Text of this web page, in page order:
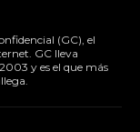
(GC), el
GC lleva
y es el que más